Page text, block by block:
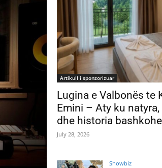
Artikull i sponzorizuar
Lugina e Valbonës te
Emini – Aty ku
dhe historia
July 28, 2026
Showbiz